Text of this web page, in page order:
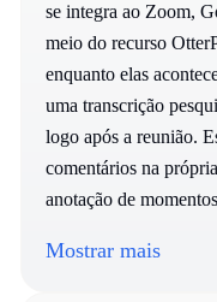
se integra ao Zoom,
meio do recurso
enquanto elas
uma transcrição
logo após a reunião.
comentários na
anotação de
Mostrar mais